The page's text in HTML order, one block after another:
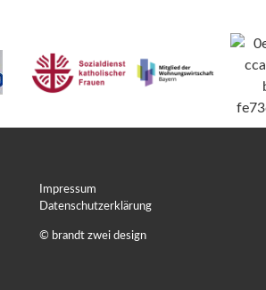
Impressum
Datenschutzerklärung
© brandt zwei design